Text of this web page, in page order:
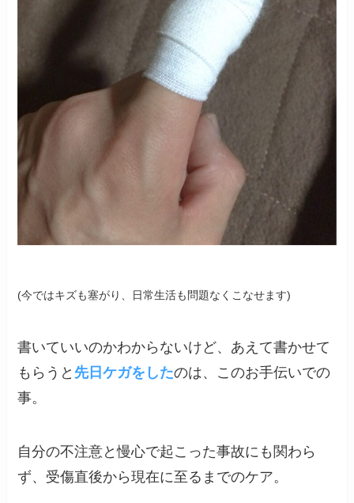
(今ではキズも塞がり、日常生活も問題なくこなせます)
書いていいのかわからないけど、あえて書かせて
もらうと 先日ケガをしたのは、このお手伝いでの
事。
自分の不注意と慢心で起こった事故にも関わら
ず、受傷直後から現在に至るまでのケア。